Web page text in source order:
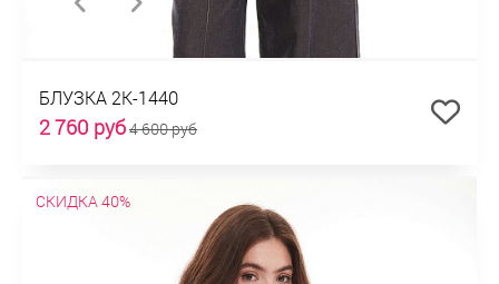
БЛУЗКА 2К-1440
2 760 руб4 600 руб
СКИДКА 40%